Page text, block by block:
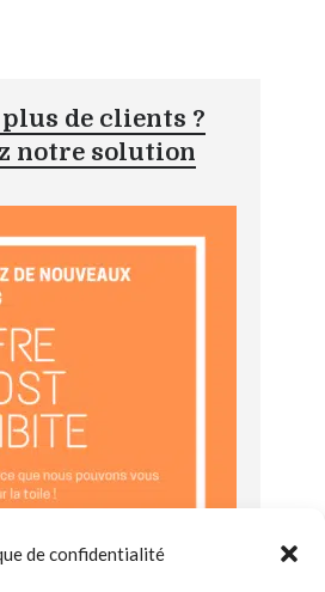
de confidentialité
plus de clients ?
notre solution